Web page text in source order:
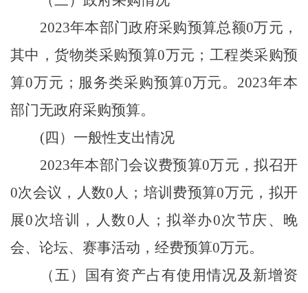
2023年本部门政府采购预算总额0万元，
其中，货物类采购预算0万元；工程类采购预
算0万元；服务类采购预算0万元。2023年本
部门无政府采购预算。
(四）一般性支出情况
2023年本部门会议费预算0万元，拟召开
0次会议，人数0人；培训费预算0万元，拟开
展0次培训，人数0人；拟举办0次节庆、晚
会、论坛、赛事活动，经费预算0万元。
（五）国有资产占有使用情况及新增资